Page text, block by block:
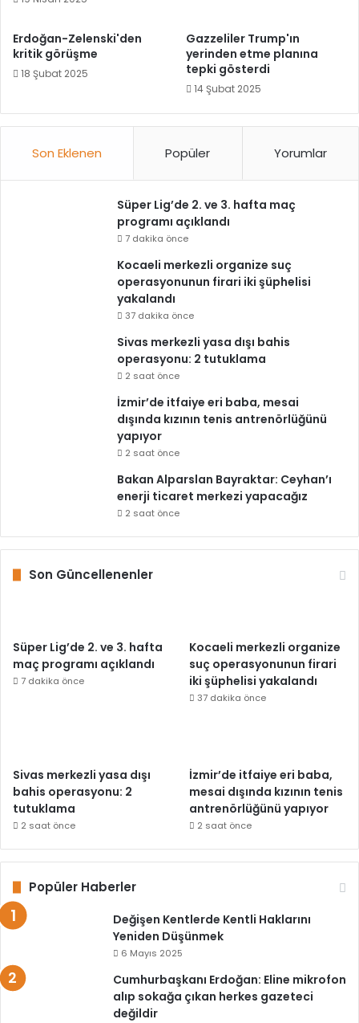
Erdoğan-Zelenski'den
kritik görüşme
18 Şubat 2025
Gazzeliler Trump'ın
yerinden etme planına
tepki gösterdi
14 Şubat 2025
Son Eklenen Popüler Yorumlar
Süper Lig’de 2. ve 3. hafta maç
programı açıklandı
7 dakika önce
Kocaeli merkezli organize suç
operasyonunun firari iki şüphelisi
yakalandı
37 dakika önce
Sivas merkezli yasa dışı bahis
operasyonu: 2 tutuklama
2 saat önce
İzmir’de itfaiye eri baba, mesai
dışında kızının tenis antrenörlüğünü
yapıyor
2 saat önce
Bakan Alparslan Bayraktar: Ceyhan’ı
enerji ticaret merkezi yapacağız
2 saat önce
Son Güncellenenler
Süper Lig’de 2. ve 3. hafta
maç programı açıklandı
7 dakika önce
Kocaeli merkezli organize
suç operasyonunun firari
iki şüphelisi yakalandı
37 dakika önce
Sivas merkezli yasa dışı
bahis operasyonu: 2
tutuklama
2 saat önce
İzmir’de itfaiye eri baba,
mesai dışında kızının tenis
antrenörlüğünü yapıyor
2 saat önce
Popüler Haberler
Değişen Kentlerde Kentli Haklarını
Yeniden Düşünmek
6 Mayıs 2025
Cumhurbaşkanı Erdoğan: Eline mikrofon
alıp sokağa çıkan herkes gazeteci
değildir